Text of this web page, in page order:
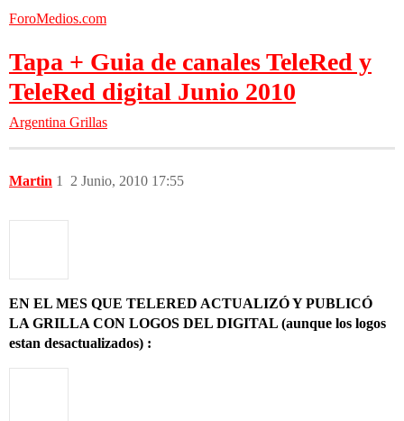
ForoMedios.com
Tapa + Guia de canales TeleRed y
TeleRed digital Junio 2010
Argentina Grillas
Martin 2 Junio, 2010 17:55
1
EN EL MES QUE TELERED ACTUALIZÓ Y PUBLICÓ
LA GRILLA CON LOGOS DEL DIGITAL (aunque los logos
estan desactualizados) :